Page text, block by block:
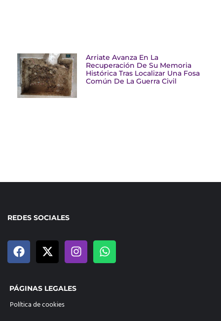
Arriate Avanza En La
Recuperación De Su Memoria
Histórica Tras Localizar Una Fosa
Común De La Guerra Civil
REDES SOCIALES
PÁGINAS LEGALES
Política de cookies